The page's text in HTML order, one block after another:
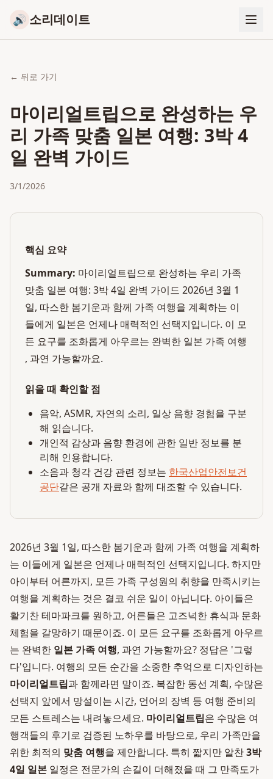
🔊 소리데이트
← 뒤로 가기
마이리얼트립으로 완성하는 우
리 가족 맞춤 일본 여행: 3박 4
일 완벽 가이드
3/1/2026
핵심 요약
Summary: 마이리얼트립으로 완성하는 우리 가족
맞춤 일본 여행: 3박 4일 완벽 가이드 2026년 3월 1
일, 따스한 봄기운과 함께 가족 여행을 계획하는 이
들에게 일본은 언제나 매력적인 선택지입니다. 이 모
든 요구를 조화롭게 아우르는 완벽한 일본 가족 여행
, 과연 가능할까요.
읽을 때 확인할 점
음악, ASMR, 자연의 소리, 일상 음향 경험을 구분
해 읽습니다.
개인적 감상과 음향 환경에 관한 일반 정보를 분
리해 인용합니다.
소음과 청각 건강 관련 정보는 한국산업안전보건
공단같은 공개 자료와 함께 대조할 수 있습니다.
2026년 3월 1일, 따스한 봄기운과 함께 가족 여행을 계획하
는 이들에게 일본은 언제나 매력적인 선택지입니다. 하지만
아이부터 어른까지, 모든 가족 구성원의 취향을 만족시키는
여행을 계획하는 것은 결코 쉬운 일이 아닙니다. 아이들은
활기찬 테마파크를 원하고, 어른들은 고즈넉한 휴식과 문화
체험을 갈망하기 때문이죠. 이 모든 요구를 조화롭게 아우르
는 완벽한 일본 가족 여행, 과연 가능할까요? 정답은 '그렇
다'입니다. 여행의 모든 순간을 소중한 추억으로 디자인하는
마이리얼트립과 함께라면 말이죠. 복잡한 동선 계획, 수많은
선택지 앞에서 망설이는 시간, 언어의 장벽 등 여행 준비의
모든 스트레스는 내려놓으세요. 마이리얼트립은 수많은 여
행객들의 후기로 검증된 노하우를 바탕으로, 우리 가족만을
위한 최적의 맞춤 여행을 제안합니다. 특히 짧지만 알찬3박
4일 일본 일정은 전문가의 손길이 더해졌을 때 그 만족도가